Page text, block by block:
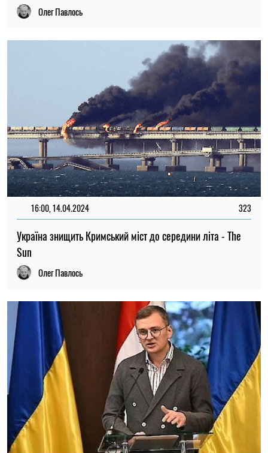
Олег Павлось
16:00, 14.04.2024 323
Україна знищить Кримський міст до середини літа - The
Sun
Олег Павлось